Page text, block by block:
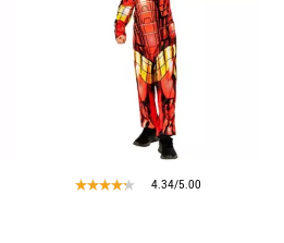
4.34/5.00